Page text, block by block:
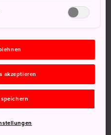
beiden Seiten der Bucht
und Kisarazu starten Busse
wenn Sie Ihre
akzeptieren